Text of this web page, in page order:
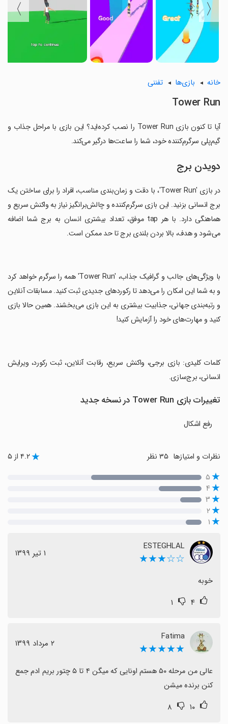
〈
〉
خانه بازی‌ها تفننی
Tower Run
آیا تا کنون بازی Tower Run را نصب کرده‌اید؟ این بازی با مراحل جذاب و
گیم‌پلی سرگرم‌کننده خود، شما را ساعت‌ها درگیر می‌کند.
دویدن برج
در بازی 'Tower Run'، با دقت و زمان‌بندی مناسب، افراد را برای ساختن یک
برج انسانی بزنید. این بازی سرگرم‌کننده و چالش‌برانگیز نیاز به واکنش سریع و
هماهنگی دارد. با هر tap موفق، تعداد بیشتری انسان به برج شما اضافه
می‌شود و هدف، بالا بردن بلندی برج تا حد ممکن است.
‏با ویژگی‌های جالب و گرافیک جذاب، 'Tower Run' همه را سرگرم خواهد کرد
و به شما این امکان را می‌دهد تا رکوردهای جدیدی ثبت کنید. مسابقات آنلاین
و رتبه‌بندی جهانی، جذابیت بیشتری به این بازی می‌بخشند. همین حالا بازی
کنید و مهارت‌های خود را آزمایش کنید!
‏کلمات کلیدی: بازی برجی، واکنش سریع، رقابت آنلاین، ثبت رکورد، ویرایش
انسانی، برج‌سازی.
تغییرات بازی Tower Run در نسخه جدید
رفع اشکال
نظرات و امتیازها ۴.۲ از ۵
۵
۴
۳
۲
۱
ESTEGHLAL
☆☆★★★ ١ تیر ١٣٩٩
خوبه
۴ ۱
Fatima
★★★★★ ٢ مرداد ١٣٩٩
کنن برنده میشن
۱۰ ۸